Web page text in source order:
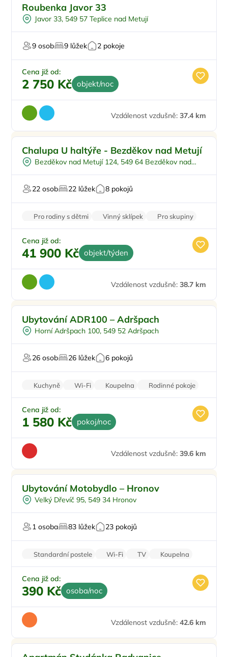
Roubenka Javor 33
Javor 33, 549 57 Teplice nad Metují
9 osob 9 lůžek 2 pokoje
Cena již od:
2 750 Kč objekt/noc
Vzdálenost vzdušně: 37.4 km
Sauna
U vody
Zvířata povolena
Chalupa U haltýře - Bezděkov nad Metují
Bezděkov nad Metují 124, 549 64 Bezděkov nad
22 osob
22 lůžek 8 pokojů
Pro rodiny s dětmi Vinný sklípek
Pro skupiny
Pro relaxaci
Na horách
Cena již od:
41 900 Kč objekt/týden
Vzdálenost vzdušně: 38.7 km
Pro skupiny
Pro turisty
Ubytování ADR100 – Adršpach
Horní Adršpach 100, 549 52 Adršpach
26 osob 26 lůžek 6 pokojů
Kuchyně Wi-Fi Koupelna
Rodinné pokoje
Kamerový systém
Cena již od:
1 580 Kč pokoj/noc
Vzdálenost vzdušně: 39.6 km
Oběd
Večeře
Pro motorkáře
Ubytování Motobydlo – Hronov
Velký Dřevíč 95, 549 34 Hronov
1 osoba 83 lůžek 23 pokojů
Standardní postele Wi-Fi TV
Koupelna
WC
Cena již od:
390 Kč osoba/noc
Vzdálenost vzdušně: 42.6 km